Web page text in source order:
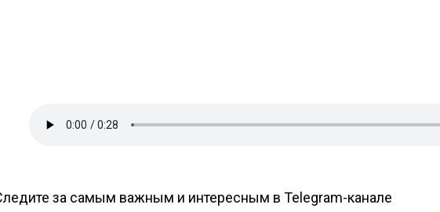
за самым важным и интересным в Telegram-канале